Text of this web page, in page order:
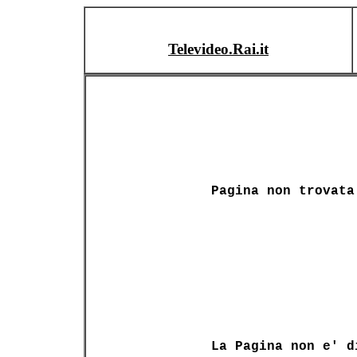
Televideo.Rai.it
Pagina non trovata
La Pagina non e'